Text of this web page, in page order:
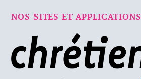
NOS SITES ET APPLICATIONS